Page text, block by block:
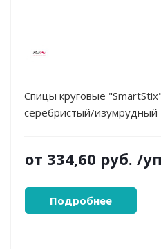
Спицы круговые
серебристый/изумрудный
от 334,60 руб. /уп
Подробнее